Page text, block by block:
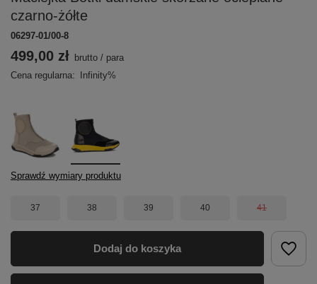
czarno-żółte
06297-01/00-8
499,00 zł brutto / para
Cena regularna:
Infinity%
Sprawdź wymiary produktu
37 38 39 40 41
Dodaj do koszyka